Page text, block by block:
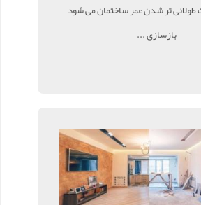
طولانی تر شدن عمر ساختمان می شود
بازسازی ...